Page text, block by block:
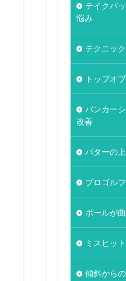
テイクバ
悩み
テクニック
トップオ
バンカー
改善
パターの
プロゴル
ボールが
ミスヒッ
傾斜から